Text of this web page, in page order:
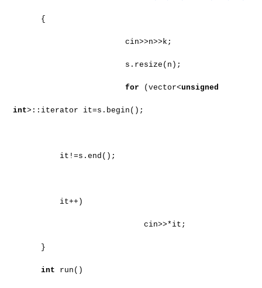
{
cin>>n>>k;
s.resize(n);
for (vector<unsigned
int>::iterator it=s.begin();
it!=s.end();
it++)
cin>>*it;
}
int run()